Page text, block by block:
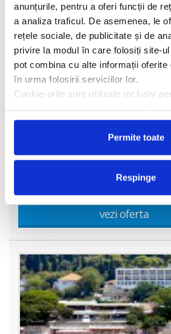
anunțurile, pentru a oferi funcții de
a analiza traficul. De asemenea, le
rețele sociale, de publicitate și de
privire la modul în care folosiți site-
pot combina cu alte informații
în urma folosirii serviciilor lor.
Cookie-urile sunt utilizate inclusiv
Permite toate
Respinge
Guesthouse Home Sweet Home 3* se
300 de metri de Plaja Banje, la 600 de
vezi oferta